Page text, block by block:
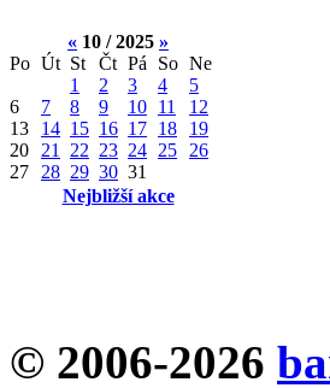
« 10 / 2025 »
Po Út St Čt Pá So Ne
1
2 3 4
5
6
7 8 9 10 11
12
13
14 15 16 17 18
19
20 21 22 23 24 25 26
27 28 29 30 31
Nejbližší akce
© 2006-2026